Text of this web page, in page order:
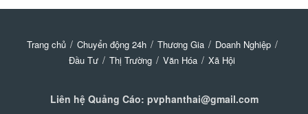
Trang chủ Chuyển động 24h Thương Gia
Doanh Nghiệp
Đầu Tư
Thị Trường Văn Hóa Xã Hội
Liên hệ Quảng Cáo: pvphanthai@gmail.com